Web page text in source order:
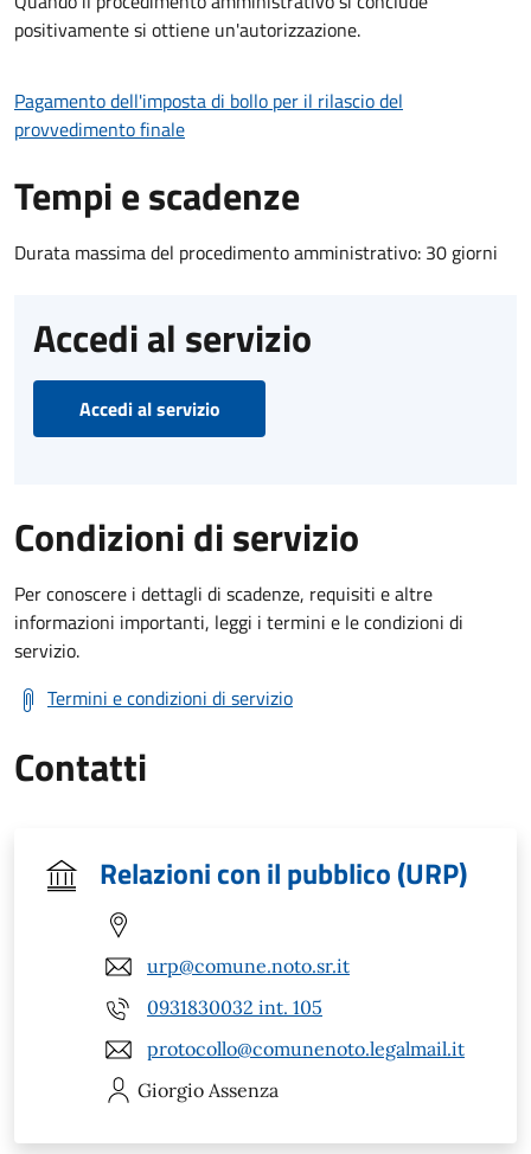
positivamente si ottiene un'autorizzazione.
Pagamento dell'imposta di bollo per il rilascio del
provvedimento finale
Tempi e scadenze
Durata massima del procedimento amministrativo: 30 giorni
Accedi al servizio
Accedi al servizio
Condizioni di servizio
Per conoscere i dettagli di scadenze, requisiti e altre
informazioni importanti, leggi i termini e le condizioni di
servizio.
Termini e condizioni di servizio
Contatti
Relazioni con il pubblico (URP)
urp@comune.noto.sr.it
0931830032 int. 105
protocollo@comunenoto.legalmail.it
Giorgio Assenza